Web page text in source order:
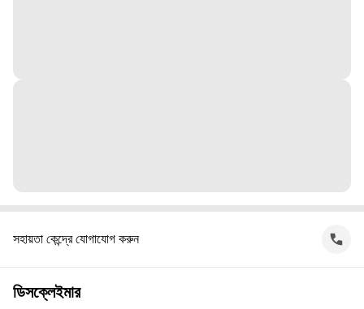
সহায়তা কেন্দ্রে যোগাযোগ করুন
ডিসক্লেইমার